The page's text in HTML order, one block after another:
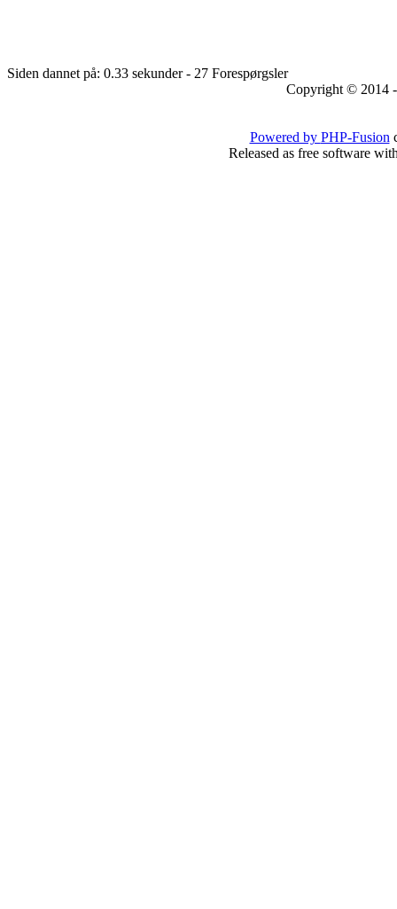
Siden dannet på: 0.33 sekunder - 27 Forespørgsler
Copyright © 2014
Powered by PHP-Fusion
Released as free software